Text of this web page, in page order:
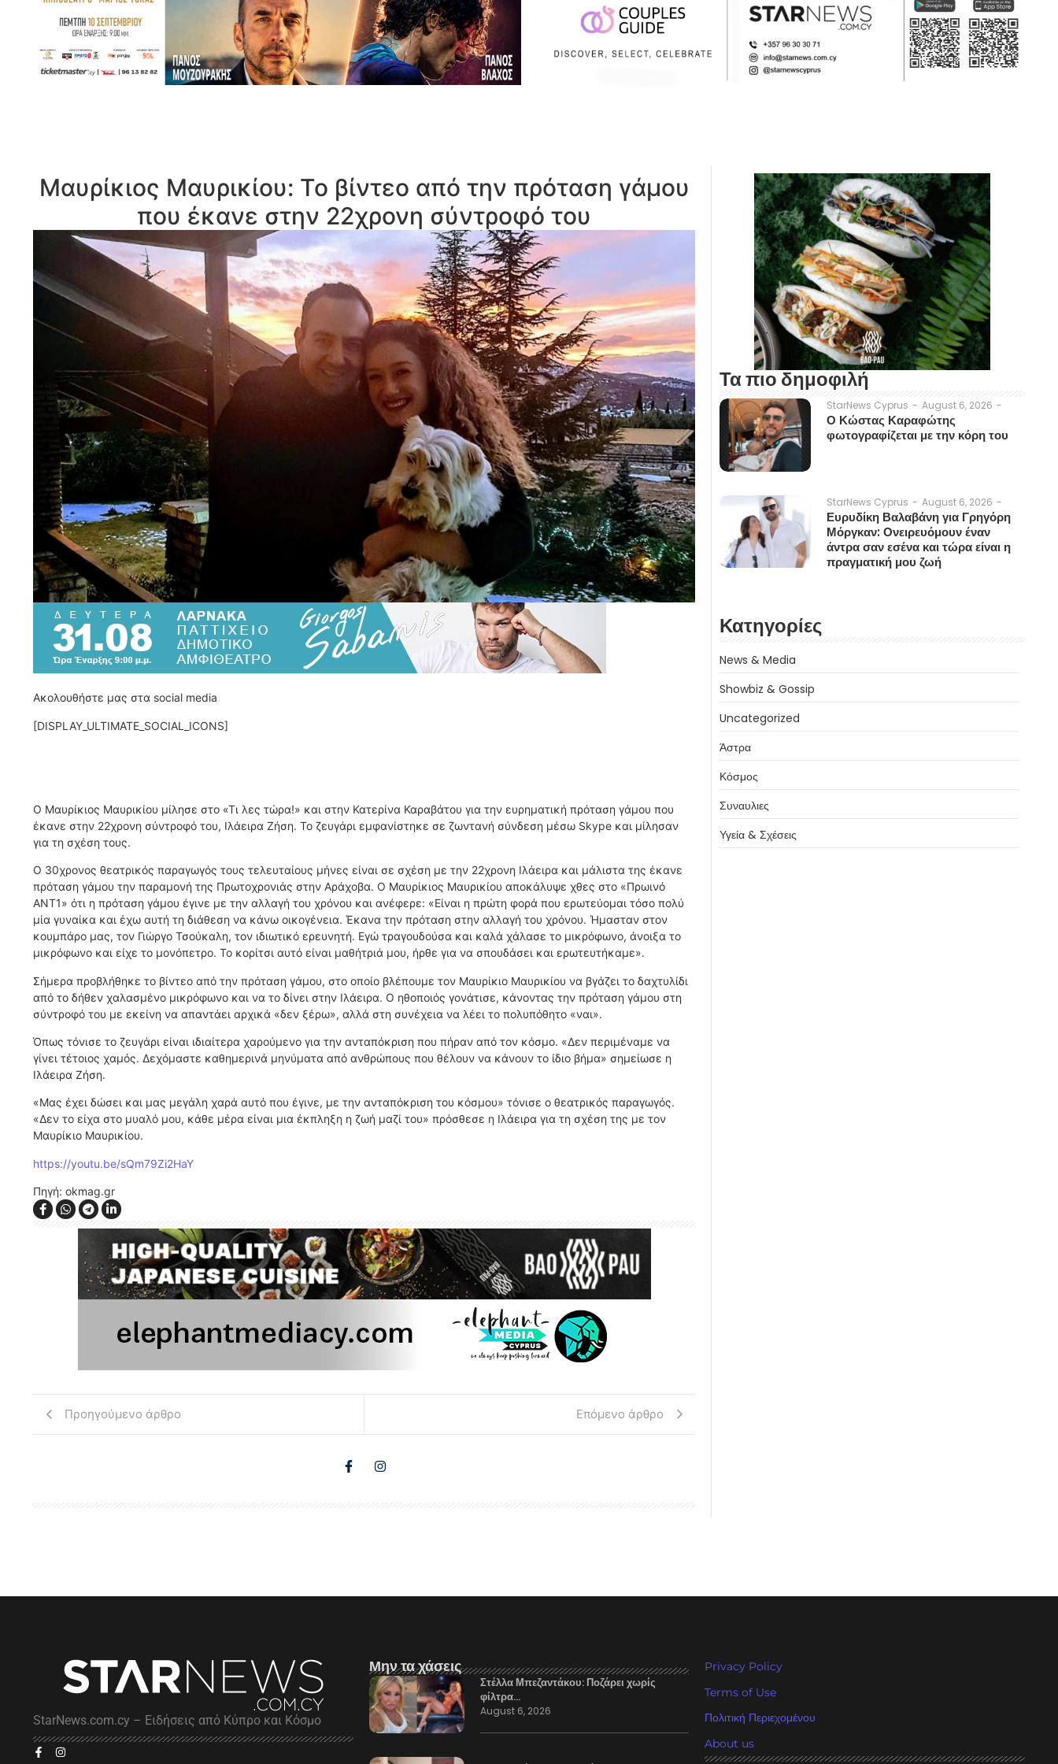
Μαυρίκιος Μαυρικίου: To βίντεο από την πρόταση γάμου
που έκανε στην 22χρονη σύντροφό του
Ακολουθήστε μας στα social media
[DISPLAY_ULTIMATE_SOCIAL_ICONS]
Ο Μαυρίκιος Μαυρικίου μίλησε στο «Τι λες τώρα!» και στην Κατερίνα Καραβάτου για την ευρηματική πρόταση γάμου που
έκανε στην 22χρονη σύντροφό του, Ιλάειρα Ζήση. Το ζευγάρι εμφανίστηκε σε ζωντανή σύνδεση μέσω Skype και μίλησαν
για τη σχέση τους.
Ο 30χρονος θεατρικός παραγωγός τους τελευταίους μήνες είναι σε σχέση με την 22χρονη Ιλάειρα και μάλιστα της έκανε
πρόταση γάμου την παραμονή της Πρωτοχρονιάς στην Αράχοβα. Ο Μαυρίκιος Μαυρικίου αποκάλυψε χθες στο «Πρωινό
ANT1» ότι η πρόταση γάμου έγινε με την αλλαγή του χρόνου και ανέφερε: «Είναι η πρώτη φορά που ερωτεύομαι τόσο πολύ
μία γυναίκα και έχω αυτή τη διάθεση να κάνω οικογένεια. Έκανα την πρόταση στην αλλαγή του χρόνου. Ήμασταν στον
κουμπάρο μας, τον Γιώργο Τσούκαλη, τον ιδιωτικό ερευνητή. Εγώ τραγουδούσα και καλά χάλασε το μικρόφωνο, άνοιξα το
μικρόφωνο και είχε το μονόπετρο. Το κορίτσι αυτό είναι μαθήτριά μου, ήρθε για να σπουδάσει και ερωτευτήκαμε».
Σήμερα προβλήθηκε το βίντεο από την πρόταση γάμου, στο οποίο βλέπουμε τον Μαυρίκιο Μαυρικίου να βγάζει το δαχτυλίδι
από το δήθεν χαλασμένο μικρόφωνο και να το δίνει στην Ιλάειρα. Ο ηθοποιός γονάτισε, κάνοντας την πρόταση γάμου στη
σύντροφό του με εκείνη να απαντάει αρχικά «δεν ξέρω», αλλά στη συνέχεια να λέει το πολυπόθητο «ναι».
Όπως τόνισε το ζευγάρι είναι ιδιαίτερα χαρούμενο για την ανταπόκριση που πήραν από τον κόσμο. «Δεν περιμέναμε να
γίνει τέτοιος χαμός. Δεχόμαστε καθημερινά μηνύματα από ανθρώπους που θέλουν να κάνουν το ίδιο βήμα» σημείωσε η
Ιλάειρα Ζήση.
«Μας έχει δώσει και μας μεγάλη χαρά αυτό που έγινε, με την ανταπόκριση του κόσμου» τόνισε ο θεατρικός παραγωγός.
«Δεν το είχα στο μυαλό μου, κάθε μέρα είναι μια έκπληξη η ζωή μαζί του» πρόσθεσε η Ιλάειρα για τη σχέση της με τον
Μαυρίκιο Μαυρικίου.
https://youtu.be/sQm79Zi2HaY
Πηγή: okmag.gr
Προηγούμενο άρθρο Επόμενο άρθρο
Τα πιο δημοφιλή
StarNews Cyprus - August 6, 2026 -
Ο Κώστας Καραφώτης
φωτογραφίζεται με την κόρη του
StarNews Cyprus - August 6, 2026 -
Ευρυδίκη Βαλαβάνη για Γρηγόρη
Μόργκαν: Ονειρευόμουν έναν
άντρα σαν εσένα και τώρα είναι η
πραγματική μου ζωή
Κατηγορίες
News & Media
Showbiz & Gossip
Uncategorized
Άστρα
Κόσμος
Συναυλιες
Υγεία & Σχέσεις
StarNews.com.cy – Ειδήσεις από Κύπρο και Κόσμο
Μην τα χάσεις
Στέλλα Μπεζαντάκου: Ποζάρει χωρίς
φίλτρα…
August 6, 2026
Privacy Policy
Terms of Use
Πολιτική Περιεχομένου
About us